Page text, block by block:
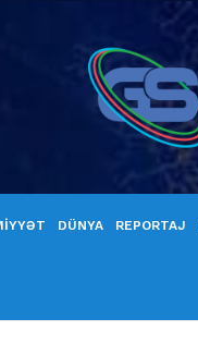
DÜNYA REPORTAJ